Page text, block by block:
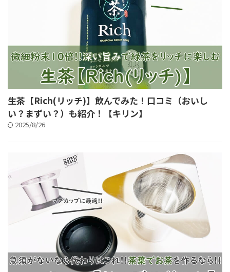
生茶【Rich(リッチ)】飲んでみた！口コミ（おいし
い？まずい？）も紹介！【キリン】
2025/8/26